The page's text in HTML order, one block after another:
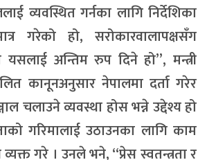
व्यवस्थित गर्नका लागि निर्देशिका
गरेको हो, सरोकारवालापक्षसँग
अन्तिम रुप दिने हो”, मन्त्री
कानूनअनुसार नेपालमा दर्ता गरेर
चलाउने व्यवस्था होस भन्ने उद्देश्य हो
गरिमालाई उठाउनका लागि काम
व्यक्त गरे । उनले भने, “प्रेस स्वतन्त्रता र